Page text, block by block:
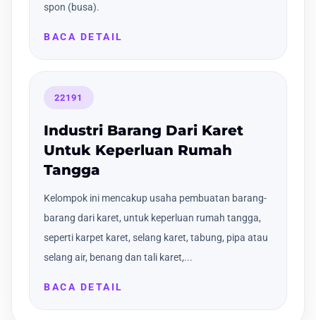
spon (busa).
BACA DETAIL
22191
Industri Barang Dari Karet
Untuk Keperluan Rumah
Tangga
Kelompok ini mencakup usaha pembuatan barang-
barang dari karet, untuk keperluan rumah tangga,
seperti karpet karet, selang karet, tabung, pipa atau
selang air, benang dan tali karet,...
BACA DETAIL